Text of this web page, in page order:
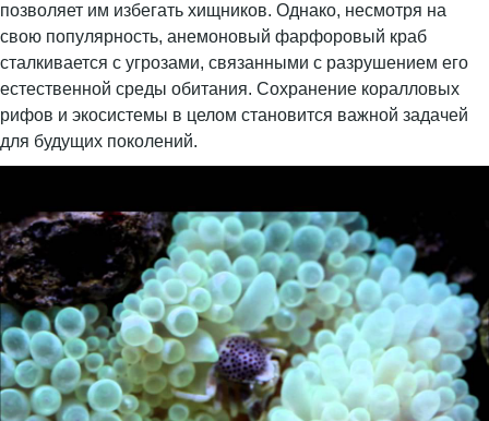
позволяет им избегать хищников. Однако, несмотря на
свою популярность, анемоновый фарфоровый краб
сталкивается с угрозами, связанными с разрушением его
естественной среды обитания. Сохранение коралловых
рифов и экосистемы в целом становится важной задачей
для будущих поколений.